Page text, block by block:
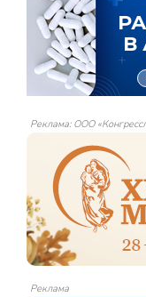
Реклама: ООО
Реклама